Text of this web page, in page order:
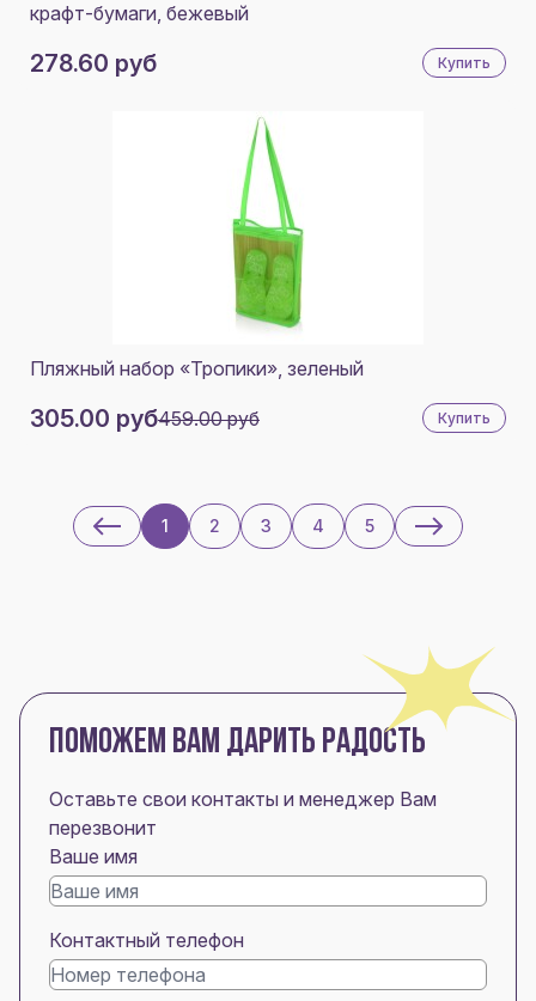
крафт-бумаги, бежевый
278.60 руб Купить
Пляжный набор «Тропики», зеленый
305.00 руб459.00 руб Купить
1 2 3 4 5
ПОМОЖЕМ ВАМ ДАРИТЬ РАДОСТЬ
Оставьте свои контакты и менеджер Вам
перезвонит
Ваше имя
Контактный телефон